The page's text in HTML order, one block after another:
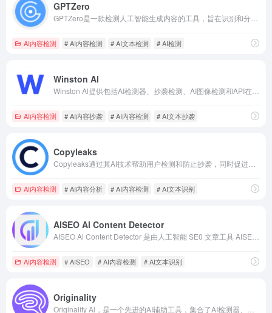
GPTZero
AI内容检测 # AI内容检测 # AI文本检测 # AI检测
Winston Al
AI内容检测 # AI内容抄袭 # AI内容检测 # AI文本抄袭
Copyleaks
AI内容检测 # AI内容分析 # AI内容检测 # AI文本识别
AISEO Al Content Detector
AI内容检测 # AISEO # AI内容检测 # AI文本识别
Originality